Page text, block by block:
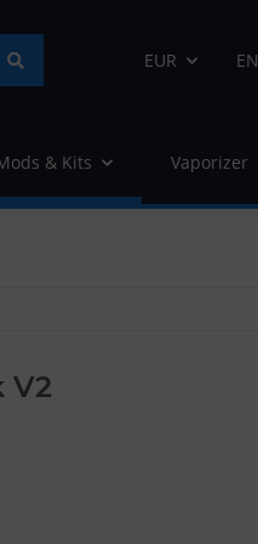
EUR EN
& Kits Vaporizer
V2